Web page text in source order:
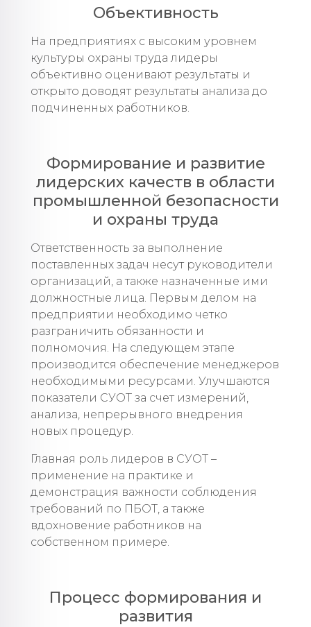
Объективность
На предприятиях с высоким уровнем
культуры охраны труда лидеры
объективно оценивают результаты и
открыто доводят результаты анализа до
подчиненных работников.
Формирование и развитие
лидерских качеств в области
промышленной безопасности
и охраны труда
Ответственность за выполнение
поставленных задач несут руководители
организаций, а также назначенные ими
должностные лица. Первым делом на
предприятии необходимо четко
разграничить обязанности и
полномочия. На следующем этапе
производится обеспечение менеджеров
необходимыми ресурсами. Улучшаются
показатели СУОТ за счет измерений,
анализа, непрерывного внедрения
новых процедур.
Главная роль лидеров в СУОТ –
применение на практике и
демонстрация важности соблюдения
требований по ПБОТ, а также
вдохновение работников на
собственном примере.
Процесс формирования и
развития